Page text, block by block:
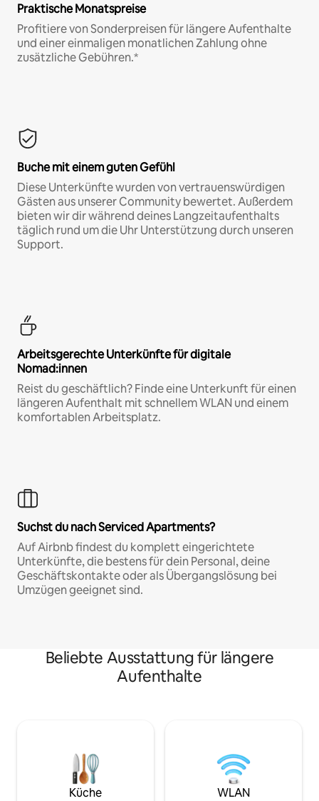
Praktische Monatspreise
Profitiere von Sonderpreisen für längere Aufenthalte
und einer einmaligen monatlichen Zahlung ohne
zusätzliche Gebühren.*
Buche mit einem guten Gefühl
Diese Unterkünfte wurden von vertrauenswürdigen
Gästen aus unserer Community bewertet. Außerdem
bieten wir dir während deines Langzeitaufenthalts
täglich rund um die Uhr Unterstützung durch unseren
Support.
Arbeitsgerechte Unterkünfte für digitale
Nomad:innen
Reist du geschäftlich? Finde eine Unterkunft für einen
längeren Aufenthalt mit schnellem WLAN und einem
komfortablen Arbeitsplatz.
Suchst du nach Serviced Apartments?
Auf Airbnb findest du komplett eingerichtete
Unterkünfte, die bestens für dein Personal, deine
Geschäftskontakte oder als Übergangslösung bei
Umzügen geeignet sind.
Beliebte Ausstattung für längere
Aufenthalte
Küche WLAN